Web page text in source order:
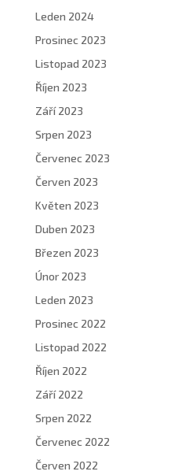
Leden 2024
Prosinec 2023
Listopad 2023
Říjen 2023
Září 2023
Srpen 2023
Červenec 2023
Červen 2023
Květen 2023
Duben 2023
Březen 2023
Únor 2023
Leden 2023
Prosinec 2022
Listopad 2022
Říjen 2022
Září 2022
Srpen 2022
Červenec 2022
Červen 2022